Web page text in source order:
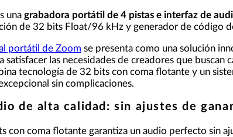
una grabadora portátil de 4 pistas e interfaz de
de 32 bits Float/96 kHz y generador de código
portátil de Zoom se presenta como una solución
satisfacer las necesidades de creadores que
tecnología de 32 bits con coma flotante y un
sin complicaciones.
de alta calidad: sin ajustes de
con coma flotante garantiza un audio perfecto sin